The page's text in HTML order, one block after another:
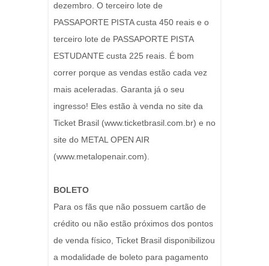
dezembro. O terceiro lote de
PASSAPORTE PISTA custa 450 reais e o
terceiro lote de PASSAPORTE PISTA
ESTUDANTE custa 225 reais. É bom
correr porque as vendas estão cada vez
mais aceleradas. Garanta já o seu
ingresso! Eles estão à venda no site da
Ticket Brasil (www.ticketbrasil.com.br) e no
site do METAL OPEN AIR
(www.metalopenair.com).
BOLETO
Para os fãs que não possuem cartão de
crédito ou não estão próximos dos pontos
de venda físico, Ticket Brasil disponibilizou
a modalidade de boleto para pagamento